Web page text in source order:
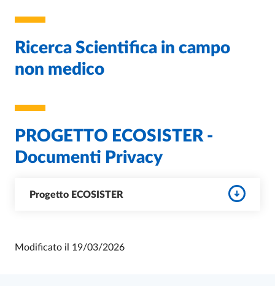
Ricerca Scientifica in campo
non medico
PROGETTO ECOSISTER -
Documenti Privacy
Progetto ECOSISTER
Modificato il 19/03/2026